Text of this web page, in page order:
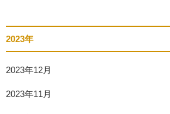
2023年
2023年12月
2023年11月